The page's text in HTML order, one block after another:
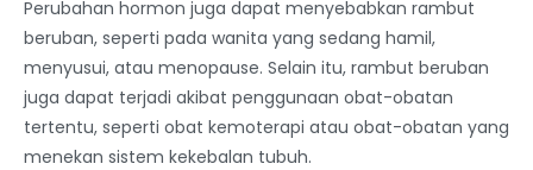
Perubahan hormon juga dapat menyebabkan rambut
beruban, seperti pada wanita yang sedang hamil,
menyusui, atau menopause. Selain itu, rambut beruban
juga dapat terjadi akibat penggunaan obat-obatan
tertentu, seperti obat kemoterapi atau obat-obatan yang
menekan sistem kekebalan tubuh.